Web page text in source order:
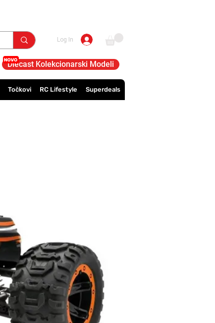
Log In
Diecast Kolekcionarski Modeli
Točkovi RC Lifestyle Superdeals